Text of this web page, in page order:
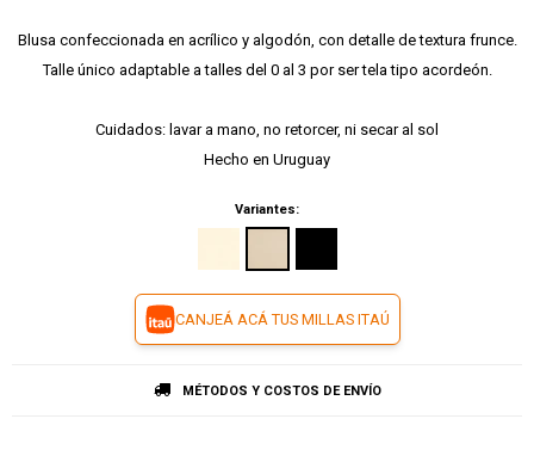
Blusa confeccionada en acrílico y algodón, con detalle de textura frunce.
Talle único adaptable a talles del 0 al 3 por ser tela tipo acordeón.
Cuidados: lavar a mano, no retorcer, ni secar al sol
Hecho en Uruguay
Variantes:
CANJEÁ ACÁ TUS MILLAS ITAÚ
MÉTODOS Y COSTOS DE ENVÍO